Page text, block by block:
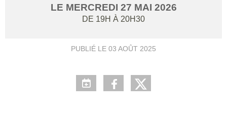
LE MERCREDI 27 MAI 2026
DE 19H À 20H30
PUBLIÉ LE 03 AOÛT 2025